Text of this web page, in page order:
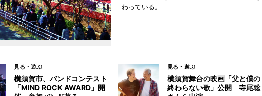
わっている。
見る・遊ぶ
横須賀市、バンドコンテスト
「MIND ROCK AWARD」開
見る・遊ぶ
横須賀舞台の映画「父と僕の
終わらない歌」公開 寺尾聡